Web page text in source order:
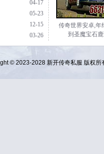
04-17
05-23
12-15
03-26
传奇世界安卓,年
到圣魔宝石
© 2023-2028 新开传奇私服 版权所